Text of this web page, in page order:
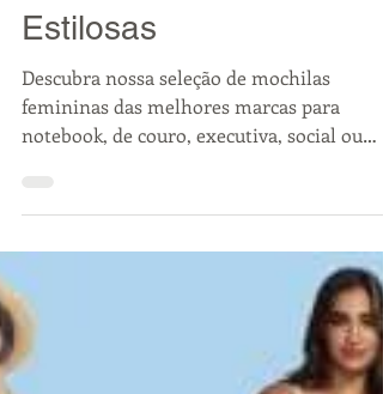
Mochilas Femininas
Estilosas
Descubra nossa seleção de mochilas
femininas das melhores marcas para